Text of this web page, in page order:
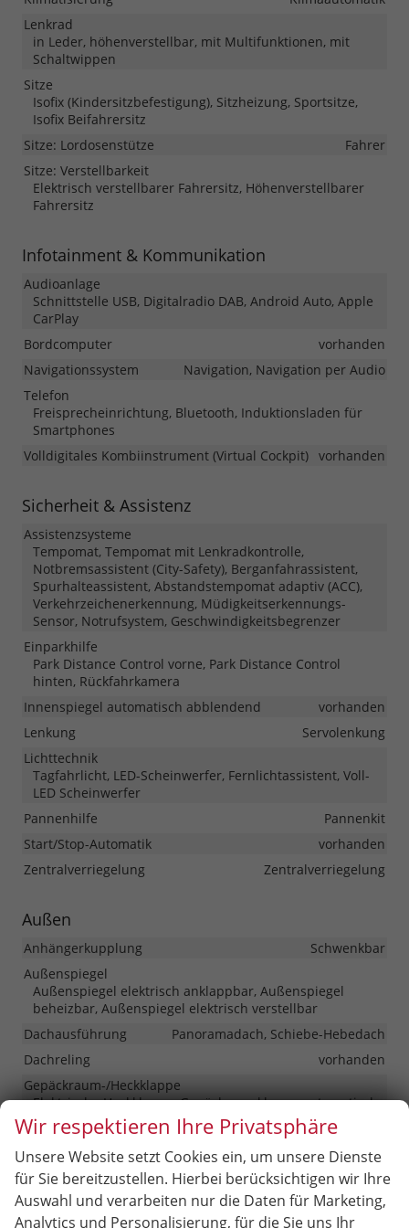
Lenkrad
in Leder, höhenverstellbar, mit Multifunktionen, mit
Schaltwippen
Sitze
Isofix (Kindersitzbefestigung), Sitzheizung, Sportsitze,
Isofix Beifahrersitz
Sitze: Lordosenstütze
Fahrer
Sitze: Verstellbarkeit
Elektrisch verstellbarer Fahrersitz, Höhenverstellbarer
Fahrersitz
Infotainment & Kommunikation
Audioanlage
Schnittstelle USB, Digitalradio DAB, Android Auto, Apple
CarPlay
Bordcomputer
vorhanden
Navigationssystem
Navigation, Navigation per Audio
Telefon
Freisprecheinrichtung, Bluetooth, Induktionsladen für
Smartphones
Volldigitales Kombiinstrument (Virtual Cockpit) vorhanden
Sicherheit & Assistenz
Assistenzsysteme
Tempomat, Tempomat mit Lenkradkontrolle,
Notbremsassistent (City-Safety), Berganfahrassistent,
Spurhalteassistent, Abstandstempomat adaptiv (ACC),
Verkehrzeichenerkennung, Müdigkeitserkennungs-
Sensor, Notrufsystem, Geschwindigkeitsbegrenzer
Einparkhilfe
Park Distance Control vorne, Park Distance Control
hinten, Rückfahrkamera
Innenspiegel automatisch abblendend
vorhanden
Lenkung
Servolenkung
Lichttechnik
Tagfahrlicht, LED-Scheinwerfer, Fernlichtassistent, Voll-
LED Scheinwerfer
Pannenhilfe
Pannenkit
Start/Stop-Automatik
vorhanden
Zentralverriegelung
Zentralverriegelung
Außen
Anhängerkupplung
Schwenkbar
Außenspiegel
Außenspiegel elektrisch anklappbar, Außenspiegel
beheizbar, Außenspiegel elektrisch verstellbar
Dachausführung
Panoramadach, Schiebe-Hebedach
Dachreling
vorhanden
Gepäckraum-/Heckklappe
Elektrische Heckklappe, Gepäckraumklappe automatisch
betätigt
Räder & Technik
Antriebsachse
Allrad
Wir respektieren Ihre Privatsphäre
Unsere Website setzt Cookies ein, um unsere Dienste
für Sie bereitzustellen. Hierbei berücksichtigen wir Ihre
Auswahl und verarbeiten nur die Daten für Marketing,
Analytics und Personalisierung, für die Sie uns Ihr